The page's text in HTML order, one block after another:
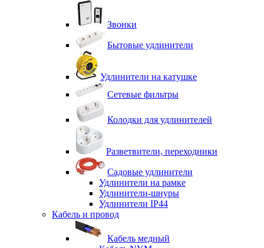
Звонки
Бытовые удлинители
Удлинители на катушке
Сетевые фильтры
Колодки для удлинителей
Разветвители, переходники
Садовые удлинители
Удлинители на рамке
Удлинители-шнуры
Удлинители IP44
Кабель и провод
Кабель медный